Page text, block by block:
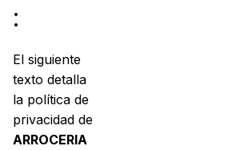
:
El siguiente
texto detalla
la política de
privacidad de
ARROCERIA